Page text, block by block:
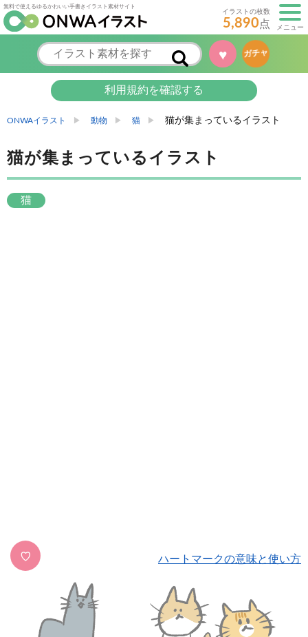
無料で使えるゆるかわいい手書きイラスト素材サイト
イラストの枚数
5,890点 メニュー
♥ ガチャ
利用規約を確認する
ONWAイラスト 動物 猫 猫が集まっているイラスト
猫が集まっているイラスト
猫
♡ ハートマークの意味と使い方